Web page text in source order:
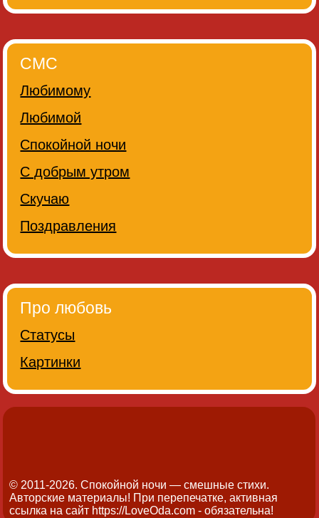
СМС
Любимому
Любимой
Спокойной ночи
С добрым утром
Скучаю
Поздравления
Про любовь
Статусы
Картинки
© 2011-2026. Спокойной ночи — смешные стихи.
Авторские материалы! При перепечатке, активная
ссылка на сайт https://LoveOda.com - обязательна!